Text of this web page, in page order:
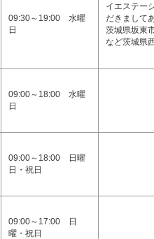
09:30～19:00 水曜
日
イエステー
だきまして
茨城県坂東
など茨城県
09:00～18:00 水曜
日
09:00～18:00 日曜
日・祝日
09:00～17:00 日
曜・祝日